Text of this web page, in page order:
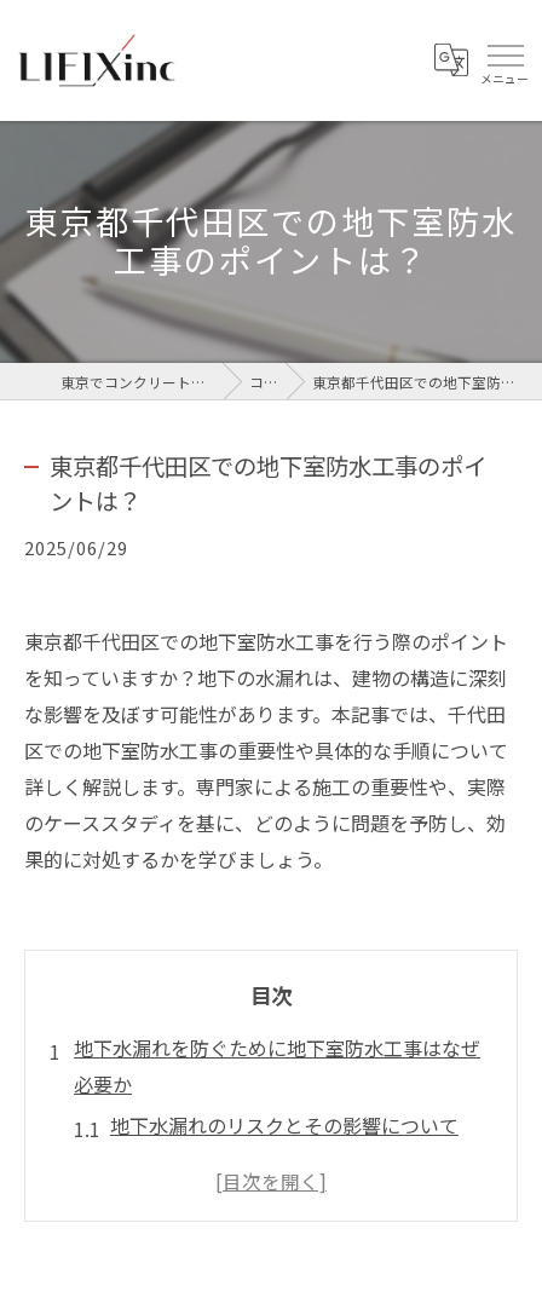
東京都千代田区での地下室防水
工事のポイントは？
東京でコンクリートなら株式会社LIFIX コラム 東京都千代田区での地下室防水工事のポイントは？
東京都千代田区での地下室防水工事のポイ
ントは？
2025/06/29
東京都千代田区での地下室防水工事を行う際のポイント
を知っていますか？地下の水漏れは、建物の構造に深刻
な影響を及ぼす可能性があります。本記事では、千代田
区での地下室防水工事の重要性や具体的な手順について
詳しく解説します。専門家による施工の重要性や、実際
のケーススタディを基に、どのように問題を予防し、効
果的に対処するかを学びましょう。
目次
地下水漏れを防ぐために地下室防水工事はなぜ
必要か
地下水漏れのリスクとその影響について
地下室防水工事が必要な理由を解説